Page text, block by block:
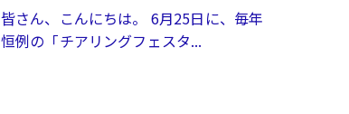
皆さん、こんにちは。 6月25日に、毎年
恒例の「チアリングフェスタ...